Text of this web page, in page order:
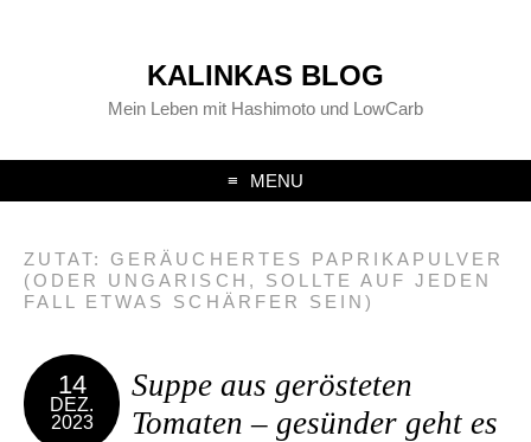
KALINKAS BLOG
Mein Leben mit Hashimoto und LowCarb
MENU
ZUTAT: GERÄUCHERTES PAPRIKAPULVER
(ODER UNGARISCH, SOLLTE AUF JEDEN
FALL ETWAS SCHÄRFER SEIN)
14
DEZ.
2023
Suppe aus gerösteten
Tomaten – gesünder geht es